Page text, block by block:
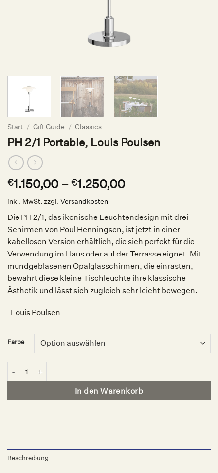
Start / Gift Guide / Classics
PH 2/1 Portable, Louis Poulsen
€1.150,00 – €1.250,00
inkl. MwSt. zzgl. Versandkosten
Die PH 2/1, das ikonische Leuchtendesign mit drei
Schirmen von Poul Henningsen, ist jetzt in einer
kabellosen Version erhältlich, die sich perfekt für die
Verwendung im Haus oder auf der Terrasse eignet. Mit
mundgeblasenen Opalglasschirmen, die einrasten,
bewahrt diese kleine Tischleuchte ihre klassische
Ästhetik und lässt sich zugleich sehr leicht bewegen.
-Louis Poulsen
Farbe
In den Warenkorb
Beschreibung